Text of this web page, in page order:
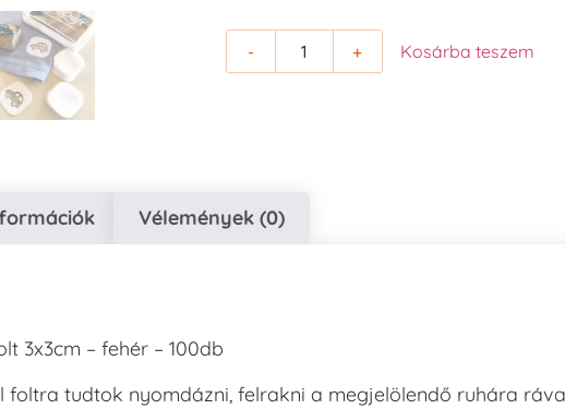
- + Kosárba teszem
Vélemények (0)
3x3cm – fehér – 100db
tudtok nyomdázni, felrakni a megjelölendő ruhára